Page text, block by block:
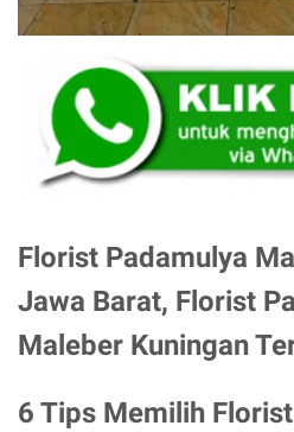
Florist Padamulya
Jawa Barat, Florist
Maleber Kuningan
6 Tips Memilih